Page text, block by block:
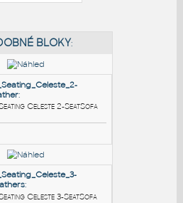
PODOBNÉ BLOKY: